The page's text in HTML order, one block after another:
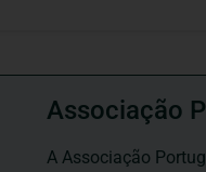
Associação
A Associação